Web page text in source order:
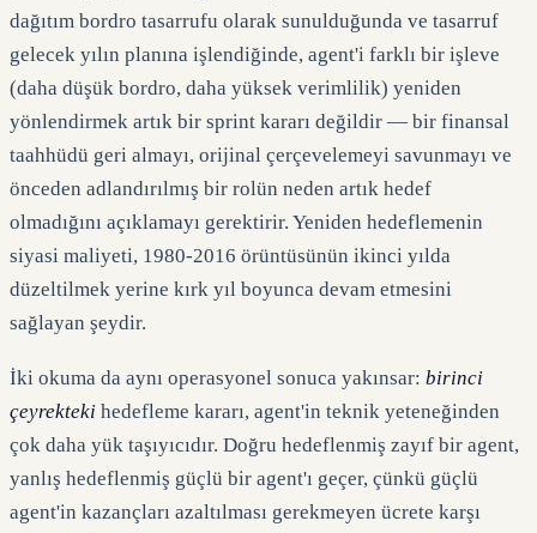
dağıtım bordro tasarrufu olarak sunulduğunda ve tasarruf
gelecek yılın planına işlendiğinde, agent'i farklı bir işleve
(daha düşük bordro, daha yüksek verimlilik) yeniden
yönlendirmek artık bir sprint kararı değildir — bir finansal
taahhüdü geri almayı, orijinal çerçevelemeyi savunmayı ve
önceden adlandırılmış bir rolün neden artık hedef
olmadığını açıklamayı gerektirir. Yeniden hedeflemenin
siyasi maliyeti, 1980-2016 örüntüsünün ikinci yılda
düzeltilmek yerine kırk yıl boyunca devam etmesini
sağlayan şeydir.
İki okuma da aynı operasyonel sonuca yakınsar: birinci
çeyrekteki hedefleme kararı, agent'in teknik yeteneğinden
çok daha yük taşıyıcıdır. Doğru hedeflenmiş zayıf bir agent,
yanlış hedeflenmiş güçlü bir agent'ı geçer, çünkü güçlü
agent'in kazançları azaltılması gerekmeyen ücrete karşı